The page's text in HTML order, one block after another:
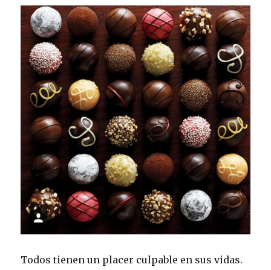
Todos tienen un placer culpable en sus vidas.